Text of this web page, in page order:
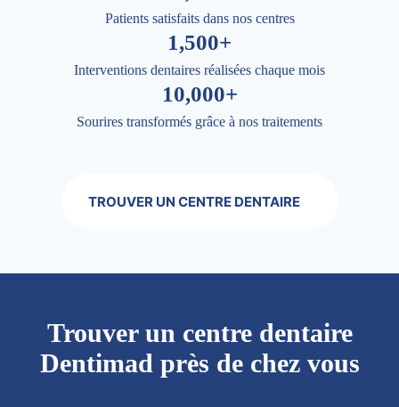
Patients satisfaits dans nos centres
1,500+
Interventions dentaires réalisées chaque mois
10,000+
Sourires transformés grâce à nos traitements
TROUVER UN CENTRE DENTAIRE
Trouver un centre dentaire
Dentimad près de chez vous